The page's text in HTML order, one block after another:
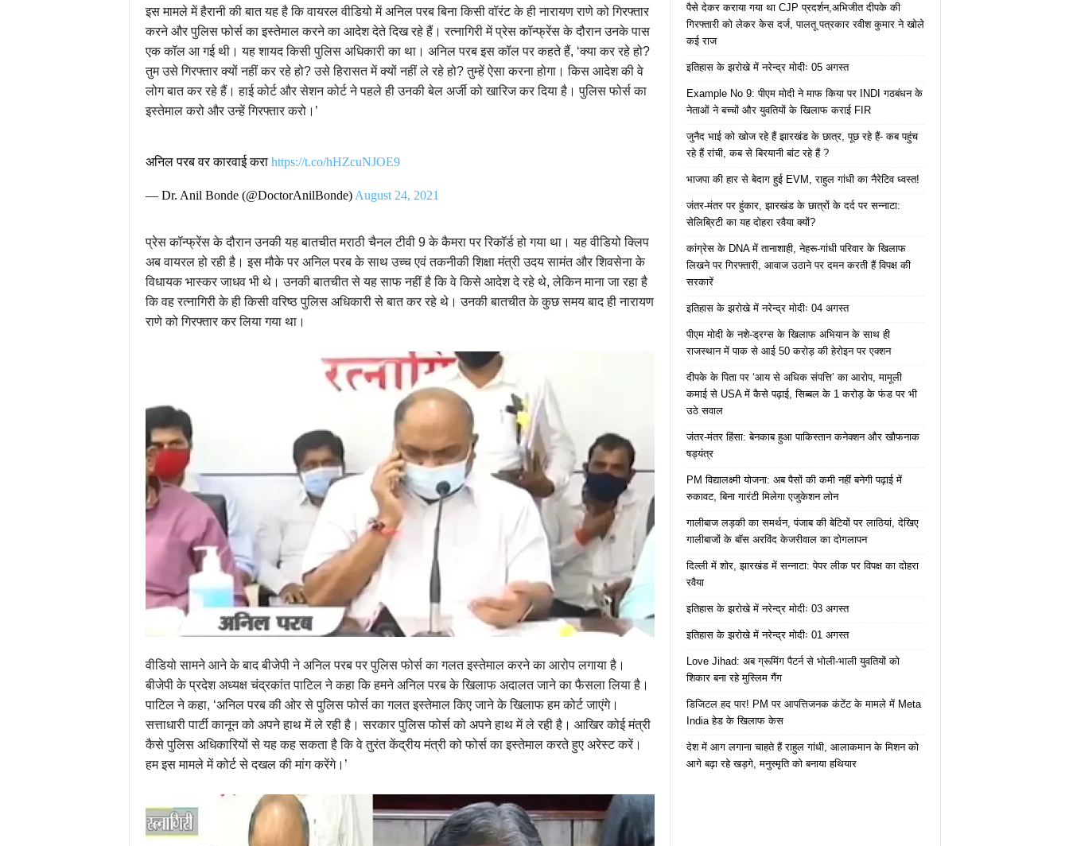
इस मामले में हैरानी की बात यह है कि वायरल वीडियो में अनिल परब बिना किसी वॉरंट के ही नारायण राणे को गिरफ्तार
करने और पुलिस फोर्स का इस्तेमाल करने का आदेश देते दिख रहे हैं। रत्नागिरी में प्रेस कॉन्फ्रेंस के दौरान उनके पास
एक कॉल आ गई थी। यह शायद किसी पुलिस अधिकारी का था। अनिल परब इस कॉल पर कहते हैं, ‘क्या कर रहे हो?
तुम उसे गिरफ्तार क्यों नहीं कर रहे हो? उसे हिरासत में क्यों नहीं ले रहे हो? तुम्हें ऐसा करना होगा। किस आदेश की वे
लोग बात कर रहे हैं। हाई कोर्ट और सेशन कोर्ट ने पहले ही उनकी बेल अर्जी को खारिज कर दिया है। पुलिस फोर्स का
इस्तेमाल करो और उन्हें गिरफ्तार करो।’
अनिल परब वर कारवाई करा https://t.co/hHZcuNJOE9
— Dr. Anil Bonde (@DoctorAnilBonde) August 24, 2021
प्रेस कॉन्फ्रेंस के दौरान उनकी यह बातचीत मराठी चैनल टीवी 9 के कैमरा पर रिकॉर्ड हो गया था। यह वीडियो क्लिप
अब वायरल हो रही है। इस मौके पर अनिल परब के साथ उच्च एवं तकनीकी शिक्षा मंत्री उदय सामंत और शिवसेना के
विधायक भास्कर जाधव भी थे। उनकी बातचीत से यह साफ नहीं है कि वे किसे आदेश दे रहे थे, लेकिन माना जा रहा है
कि वह रत्नागिरी के ही किसी वरिष्ठ पुलिस अधिकारी से बात कर रहे थे। उनकी बातचीत के कुछ समय बाद ही नारायण
राणे को गिरफ्तार कर लिया गया था।
वीडियो सामने आने के बाद बीजेपी ने अनिल परब पर पुलिस फोर्स का गलत इस्तेमाल करने का आरोप लगाया है।
बीजेपी के प्रदेश अध्यक्ष चंद्रकांत पाटिल ने कहा कि हमने अनिल परब के खिलाफ अदालत जाने का फैसला लिया है।
पाटिल ने कहा, ‘अनिल परब की ओर से पुलिस फोर्स का गलत इस्तेमाल किए जाने के खिलाफ हम कोर्ट जाएंगे।
सत्ताधारी पार्टी कानून को अपने हाथ में ले रही है। सरकार पुलिस फोर्स को अपने हाथ में ले रही है। आखिर कोई मंत्री
कैसे पुलिस अधिकारियों से यह कह सकता है कि वे तुरंत केंद्रीय मंत्री को फोर्स का इस्तेमाल करते हुए अरेस्ट करें।
हम इस मामले में कोर्ट से दखल की मांग करेंगे।’
पैसे देकर कराया गया था CJP प्रदर्शन,अभिजीत दीपके की
गिरफ्तारी को लेकर केस दर्ज, पालतू पत्रकार रवीश कुमार ने खोले
कई राज
इतिहास के झरोखे में नरेन्द्र मोदीः 05 अगस्त
Example No 9: पीएम मोदी ने माफ किया पर INDI गठबंधन के
नेताओं ने बच्चों और युवतियों के खिलाफ कराई FIR
जुनैद भाई को खोज रहे हैं झारखंड के छात्र, पूछ रहे हैं- कब पहुंच
रहे हैं रांची, कब से बिरयानी बांट रहे हैं ?
भाजपा की हार से बेदाग हुई EVM, राहुल गांधी का नैरेटिव ध्वस्त!
जंतर-मंतर पर हुंकार, झारखंड के छात्रों के दर्द पर सन्नाटा:
सेलिब्रिटी का यह दोहरा रवैया क्यों?
कांग्रेस के DNA में तानाशाही, नेहरू-गांधी परिवार के खिलाफ
लिखने पर गिरफ्तारी, आवाज उठाने पर दमन करती हैं विपक्ष की
सरकारें
इतिहास के झरोखे में नरेन्द्र मोदीः 04 अगस्त
पीएम मोदी के नशे-ड्रग्स के खिलाफ अभियान के साथ ही
राजस्थान में पाक से आई 50 करोड़ की हेरोइन पर एक्शन
दीपके के पिता पर ‘आय से अधिक संपत्ति’ का आरोप, मामूली
कमाई से USA में कैसे पढ़ाई, सिब्बल के 1 करोड़ के फंड पर भी
उठे सवाल
जंतर-मंतर हिंसा: बेनकाब हुआ पाकिस्तान कनेक्शन और खौफनाक
षड्यंत्र
PM विद्यालक्ष्मी योजना: अब पैसों की कमी नहीं बनेगी पढ़ाई में
रुकावट, बिना गारंटी मिलेगा एजुकेशन लोन
गालीबाज लड़की का समर्थन, पंजाब की बेटियों पर लाठियां, देखिए
गालीबाजों के बॉस अरविंद केजरीवाल का दोगलापन
दिल्ली में शोर, झारखंड में सन्नाटा: पेपर लीक पर विपक्ष का दोहरा
रवैया
इतिहास के झरोखे में नरेन्द्र मोदीः 03 अगस्त
इतिहास के झरोखे में नरेन्द्र मोदीः 01 अगस्त
Love Jihad: अब ग्रूमिंग पैटर्न से भोली-भाली युवतियों को
शिकार बना रहे मुस्लिम गैंग
डिजिटल हद पार! PM पर आपत्तिजनक कंटेंट के मामले में Meta
India हेड के खिलाफ केस
देश में आग लगाना चाहते हैं राहुल गांधी, आलाकमान के मिशन को
आगे बढ़ा रहे खड़गे, मनुस्मृति को बनाया हथियार